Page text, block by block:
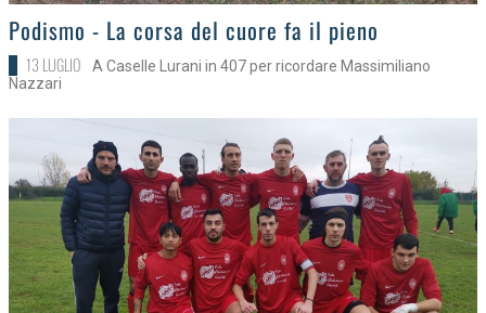
>
Podismo - La corsa del cuore fa il pieno
13 LUGLIO
A Caselle Lurani in 407 per ricordare Massimiliano
Nazzari